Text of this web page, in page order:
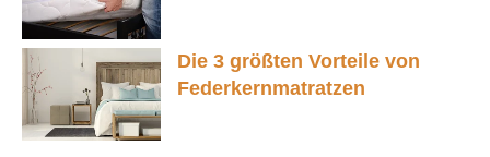
Die 3 größten Vorteile von
Federkernmatratzen